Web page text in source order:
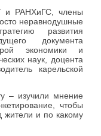
и РАНХиГС, члены
неравнодушные
развития
документа
экономики и
наук, доцента
карельской
– изучили мнение
чтобы
жители и по какому